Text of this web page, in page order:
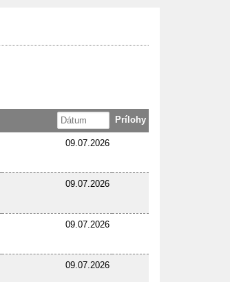
Prílohy
09.07.2026
09.07.2026
09.07.2026
09.07.2026